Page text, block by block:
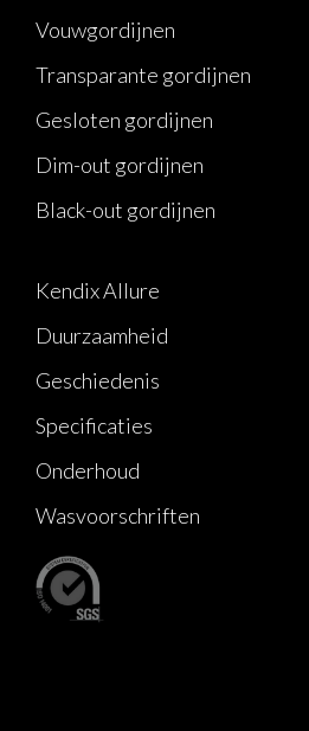
Vouwgordijnen
Transparante gordijnen
Gesloten gordijnen
Dim-out gordijnen
Black-out gordijnen
Kendix Allure
Duurzaamheid
Geschiedenis
Specificaties
Onderhoud
Wasvoorschriften